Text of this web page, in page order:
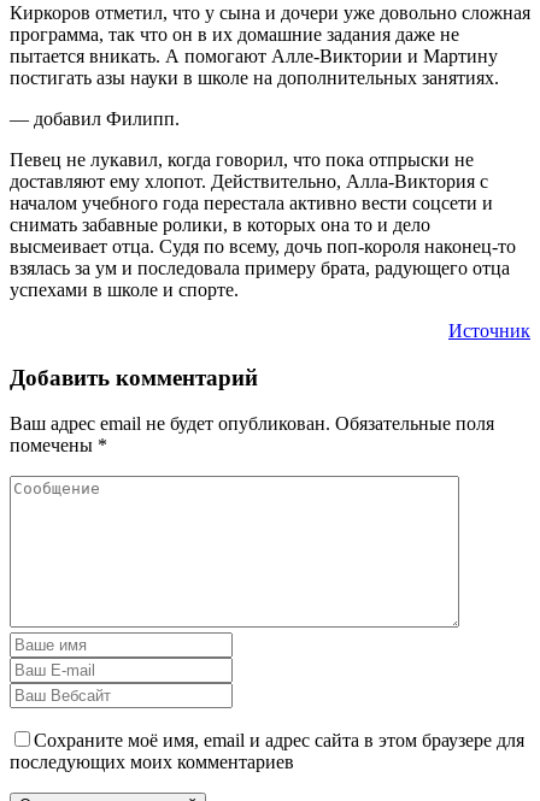
Киркоров отметил, что у сына и дочери уже довольно сложная
программа, так что он в их домашние задания даже не
пытается вникать. А помогают Алле-Виктории и Мартину
постигать азы науки в школе на дополнительных занятиях.
— добавил Филипп.
Певец не лукавил, когда говорил, что пока отпрыски не
доставляют ему хлопот. Действительно, Алла-Виктория с
началом учебного года перестала активно вести соцсети и
снимать забавные ролики, в которых она то и дело
высмеивает отца. Судя по всему, дочь поп-короля наконец-то
взялась за ум и последовала примеру брата, радующего отца
успехами в школе и спорте.
Источник
Добавить комментарий
Ваш адрес email не будет опубликован. Обязательные поля
помечены *
Сохраните моё имя, email и адрес сайта в этом браузере для
последующих моих комментариев